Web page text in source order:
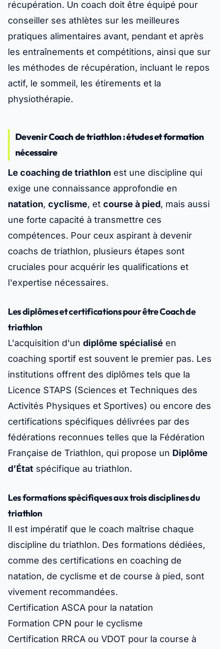
récupération. Un coach doit être équipé pour
conseiller ses athlètes sur les meilleures
pratiques alimentaires avant, pendant et après
les entraînements et compétitions, ainsi que sur
les méthodes de récupération, incluant le repos
actif, le sommeil, les étirements et la
physiothérapie.
Devenir Coach de triathlon : études et formation
nécessaire
Le coaching de triathlon est une discipline qui
exige une connaissance approfondie en
natation, cyclisme, et course à pied, mais aussi
une forte capacité à transmettre ces
compétences. Pour ceux aspirant à devenir
coachs de triathlon, plusieurs étapes sont
cruciales pour acquérir les qualifications et
l'expertise nécessaires.
Les diplômes et certifications pour être Coach de
triathlon
L'acquisition d'un diplôme spécialisé en
coaching sportif est souvent le premier pas. Les
institutions offrent des diplômes tels que la
Licence STAPS (Sciences et Techniques des
Activités Physiques et Sportives) ou encore des
certifications spécifiques délivrées par des
fédérations reconnues telles que la Fédération
Française de Triathlon, qui propose un Diplôme
d’État spécifique au triathlon.
Les formations spécifiques aux trois disciplines du
triathlon
Il est impératif que le coach maîtrise chaque
discipline du triathlon. Des formations dédiées,
comme des certifications en coaching de
natation, de cyclisme et de course à pied, sont
vivement recommandées.
Certification ASCA pour la natation
Formation CPN pour le cyclisme
Certification RRCA ou VDOT pour la course à